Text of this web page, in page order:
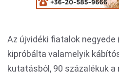
Az újvidéki fiatalok negyede
kipróbálta valamelyik
kutatásból, 90 százalékuk